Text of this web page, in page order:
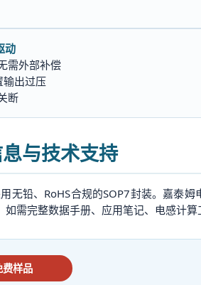
动
需外部补偿
输出过压
断
与技术支持
用无铅、RoHS合规的SOP7封装。嘉泰
如需完整数据手册、应用笔记、电感计
费样品